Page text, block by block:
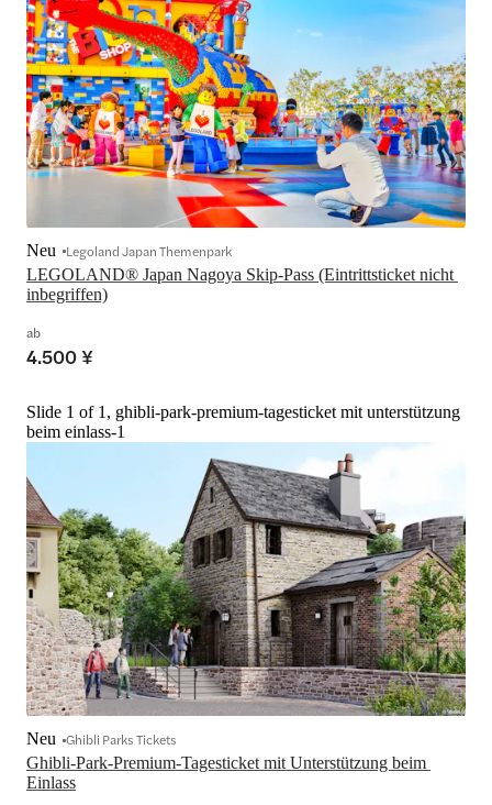
LEGOLAND® Japan Nagoya Skip-Pass (Eintrittsticket nicht
inbegriffen)
Neu Legoland Japan Themenpark
ab
4.500 ¥
Slide 1 of 1, ghibli-park-premium-tagesticket mit unterstützung
beim einlass-1
Ghibli-Park-Premium-Tagesticket mit Unterstützung beim
Einlass
Neu Ghibli Parks Tickets